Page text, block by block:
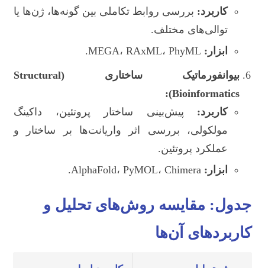
کاربرد: بررسی روابط تکاملی بین گونه‌ها، ژن‌ها یا
توالی‌های مختلف.
ابزار:
بیوانفورماتیک ساختاری (Structural
Bioinformatics):
کاربرد: پیش‌بینی ساختار پروتئین، داکینگ
مولکولی، بررسی اثر واریانت‌ها بر ساختار و
عملکرد پروتئین.
ابزار:
جدول: مقایسه روش‌های تحلیل و
کاربردهای آن‌ها